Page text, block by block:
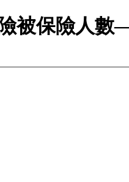
被保險人數